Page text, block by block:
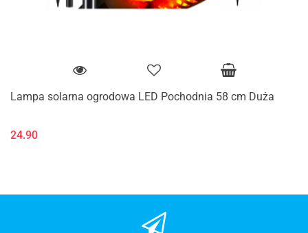
Lampa solarna ogrodowa LED Pochodnia 58 cm Duża
24.90